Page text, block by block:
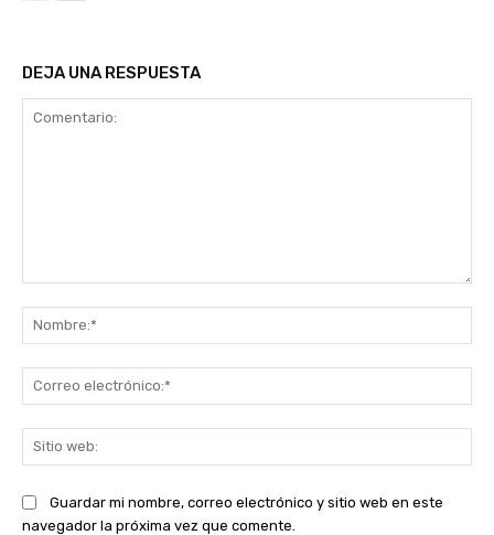
DEJA UNA RESPUESTA
Guardar mi nombre, correo electrónico y sitio web en este
navegador la próxima vez que comente.